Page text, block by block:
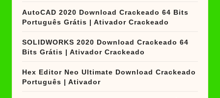
AutoCAD 2020 Download Crackeado 64 Bits
Português Grátis | Ativador Crackeado
SOLIDWORKS 2020 Download Crackeado 64
Bits Grátis | Ativador Crackeado
Hex Editor Neo Ultimate Download Crackeado
Português | Ativador